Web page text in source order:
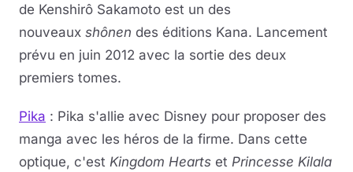
de Kenshirô Sakamoto est un des
nouveaux shônen des éditions Kana. Lancement
prévu en juin 2012 avec la sortie des deux
premiers tomes.
Pika : Pika s'allie avec Disney pour proposer des
manga avec les héros de la firme. Dans cette
optique, c'est Kingdom Hearts et Princesse Kilala